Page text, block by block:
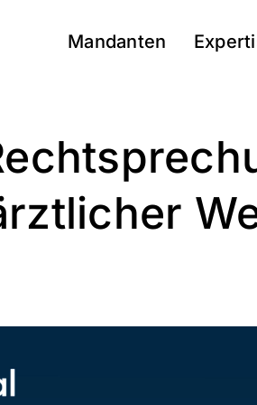
Mandanten